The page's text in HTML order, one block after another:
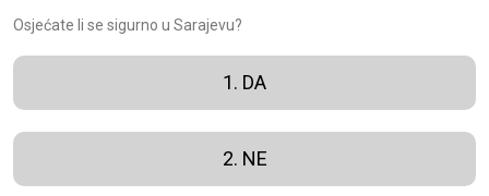
Osjećate li se sigurno u Sarajevu?
1. DA
2. NE